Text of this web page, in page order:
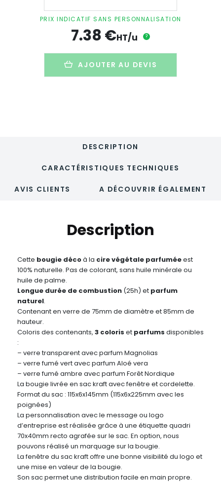
naturelle
parfumée
BOUGIE
PRIX INDICATIF SANS PERSONNALISATION
7.38€HT/u ?
AJOUTER AU DEVIS
DESCRIPTION
CARACTÉRISTIQUES TECHNIQUES
AVIS CLIENTS A DÉCOUVRIR ÉGALEMENT
Description
Cette bougie décoà la cire végétale parfuméeest
100% naturelle. Pas de colorant, sans huile minérale ou
huile de palme.
Longue durée de combustion (25h) et parfum
naturel.
Contenant en verre de 75mm de diamètre et 85mm de
hauteur.
Coloris des contenants, 3 coloris et parfums disponibles
:
– verre transparent avec parfum Magnolias
– verre fumé vert avec parfum Aloé vera
– verre fumé ambre avec parfum Forêt Nordique
La bougie livrée en sac kraft avec fenêtre et cordelette.
Format du sac : 115x6x145mm (115x6x225mm avec les
poignées)
La personnalisation avec le message ou logo
d’entreprise est réalisée grâce à une étiquette quadri
70x40mm recto agrafée sur le sac. En option, nous
pouvons réalisé un marquage sur la bougie.
La fenêtre du sac kraft offre une bonne visibilité du logo et
une mise en valeur de la bougie.
Son sac permet une distribution facile en main propre.